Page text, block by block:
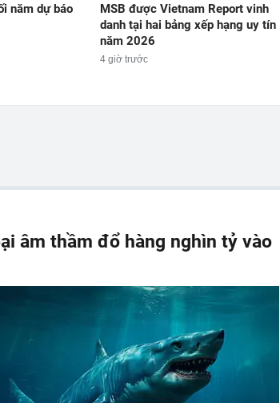
năm dự báo
MSB được Vietnam Report vinh
danh tại hai bảng xếp hạng uy tín
năm 2026
4 giờ trước
âm thầm đổ hàng nghìn tỷ vào